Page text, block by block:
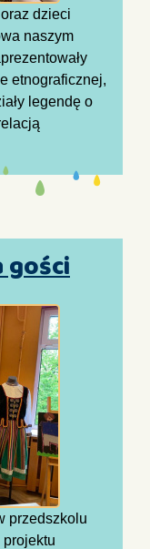
dzieci
naszym
etnograficznej,
legendę o
gości
przedszkolu